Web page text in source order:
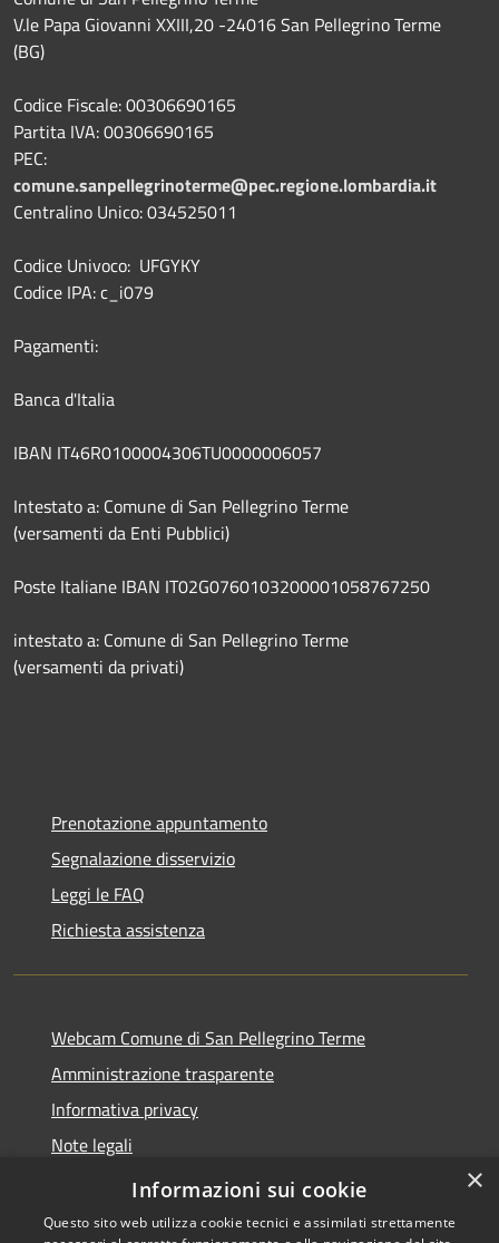
V.le Papa Giovanni XXIII,20 -24016 San Pellegrino Terme
(BG)
Codice Fiscale: 00306690165
Partita IVA: 00306690165
PEC:
comune.sanpellegrinoterme@pec.regione.lombardia.it
Centralino Unico: 034525011
Codice Univoco: UFGYKY
Codice IPA: c_i079
Pagamenti:
Banca d'Italia
IBAN IT46R0100004306TU0000006057
Intestato a: Comune di San Pellegrino Terme
(versamenti da Enti Pubblici)
Poste Italiane IBAN IT02G0760103200001058767250
intestato a: Comune di San Pellegrino Terme
(versamenti da privati)
Prenotazione appuntamento
Segnalazione disservizio
Leggi le FAQ
Richiesta assistenza
Webcam Comune di San Pellegrino Terme
Amministrazione trasparente
Informativa privacy
Note legali
Dichiarazione di accessibilità
×
Informazioni sui cookie
Questo sito web utilizza cookie tecnici e assimilati strettamente